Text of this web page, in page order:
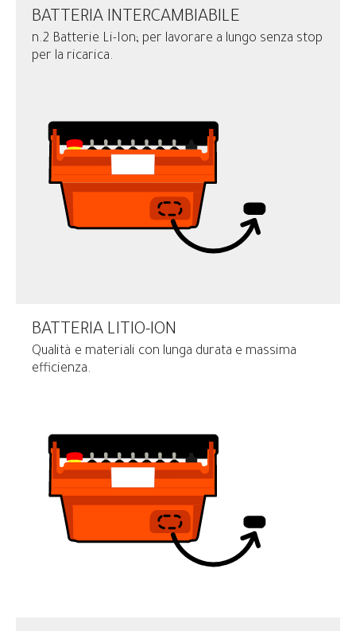
BATTERIA INTERCAMBIABILE
n.2 Batterie Li-Ion; per lavorare a lungo senza stop
per la ricarica.
BATTERIA LITIO-ION
Qualità e materiali con lunga durata e massima
efficienza.